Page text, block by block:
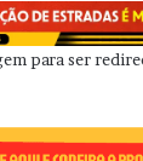
para ser